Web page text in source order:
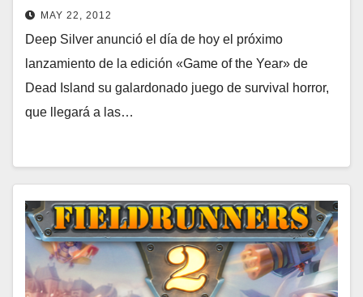
MAY 22, 2012
Deep Silver anunció el día de hoy el próximo
lanzamiento de la edición «Game of the Year» de
Dead Island su galardonado juego de survival horror,
que llegará a las…